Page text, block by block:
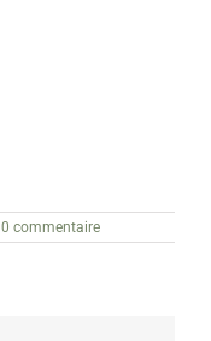
0 commentaire